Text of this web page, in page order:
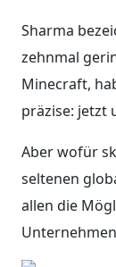
Sharma
zehnmal
Minecraft,
präzise: jetzt
Aber wofür
seltenen
allen die